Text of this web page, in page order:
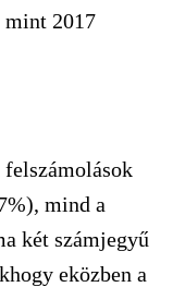
mint 2017
mind a
két számjegyű
eközben a